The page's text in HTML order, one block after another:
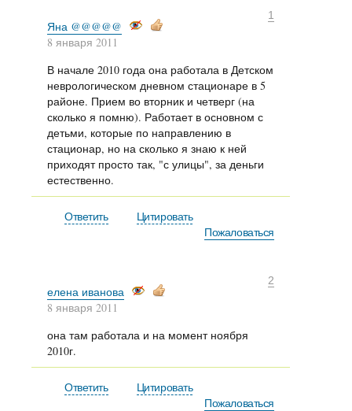
1
Яна @@@@@
8 января 2011
В начале 2010 года она работала в Детском
неврологическом дневном стационаре в 5
районе. Прием во вторник и четверг (на
сколько я помню). Работает в основном с
детьми, которые по направлению в
стационар, но на сколько я знаю к ней
приходят просто так, "с улицы", за деньги
естественно.
Ответить
Цитировать
Пожаловаться
2
елена иванова
8 января 2011
она там работала и на момент ноября
2010г.
Ответить
Цитировать
Пожаловаться